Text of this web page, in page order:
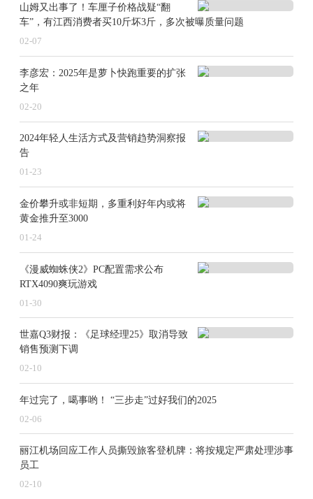
山姆又出事了！车厘子价格战疑“翻
车”，有江西消费者买10斤坏3斤，多次被曝质量问题
02-07
李彦宏：2025年是萝卜快跑重要的扩张
之年
02-20
2024年轻人生活方式及营销趋势洞察报
告
01-23
金价攀升或非短期，多重利好年内或将
黄金推升至3000
01-24
《漫威蜘蛛侠2》PC配置需求公布
RTX4090爽玩游戏
01-30
世嘉Q3财报：《足球经理25》取消导致
销售预测下调
02-10
年过完了，噶事哟！ “三步走”过好我们的2025
02-06
丽江机场回应工作人员撕毁旅客登机牌：将按规定严肃处理涉事
员工
02-10